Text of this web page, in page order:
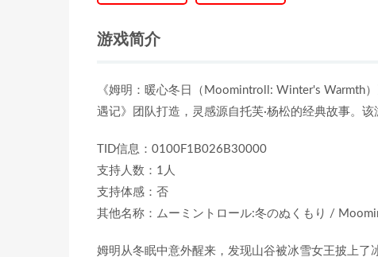
游戏简介
《姆明：暖心冬日（Moomintroll: Winter's Warmth
遇记》团队打造，灵感源自托芙·杨松的经典故事。
TID信息：0100F1B026B30000
支持人数：1人
支持体感：否
其他名称：ムーミントロール:冬のぬくもり /
姆明从冬眠中意外醒来，发现山谷被冰雪女王披上